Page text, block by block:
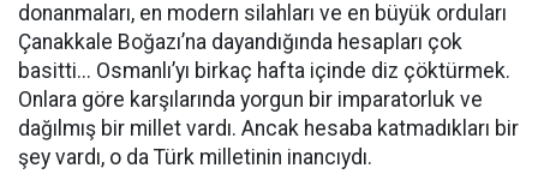
donanmaları, en modern silahları ve en büyük orduları
Çanakkale Boğazı’na dayandığında hesapları çok
basitti... Osmanlı’yı birkaç hafta içinde diz çöktürmek.
Onlara göre karşılarında yorgun bir imparatorluk ve
dağılmış bir millet vardı. Ancak hesaba katmadıkları bir
şey vardı, o da Türk milletinin inancıydı.